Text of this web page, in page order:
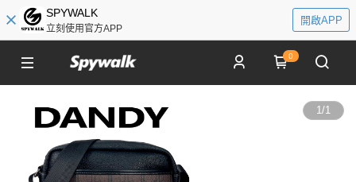
SPYWALK
立刻使用官方APP
開啟APP
0
1/1